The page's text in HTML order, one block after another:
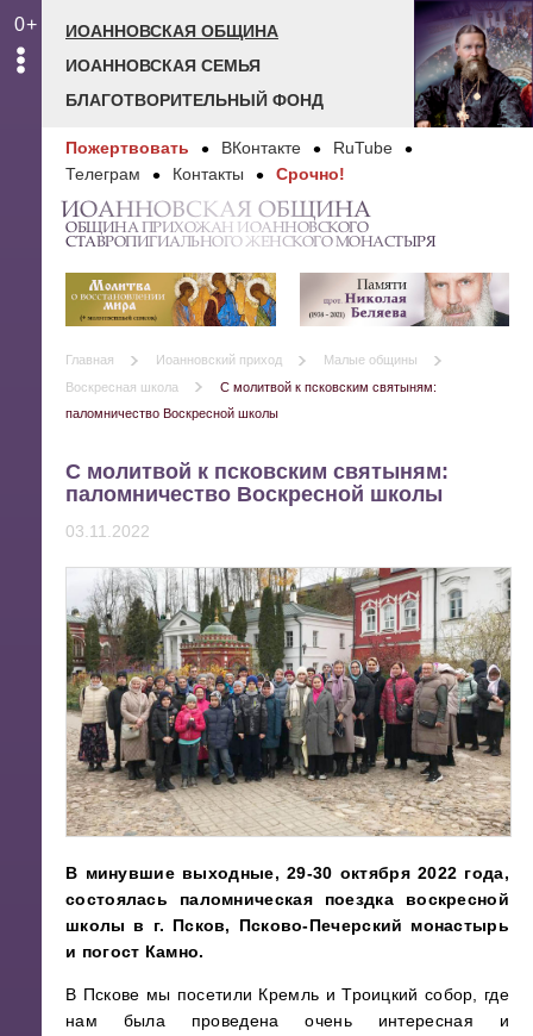
0+
ИОАННОВСКАЯ ОБЩИНА
ИОАННОВСКАЯ СЕМЬЯ
БЛАГОТВОРИТЕЛЬНЫЙ ФОНД
Пожертвовать ВКонтакте
RuTube
Телеграм
Контакты Срочно!
ИОАННОВСКАЯ ОБЩИНА
ОБЩИНА ПРИХОЖАН ИОАННОВСКОГО
СТАВРОПИГИАЛЬНОГО ЖЕНСКОГО МОНАСТЫРЯ
Главная Иоанновский приход
Малые общины
Воскресная школа
С молитвой к псковским святыням:
паломничество Воскресной школы
С молитвой к псковским святыням:
паломничество Воскресной школы
03.11.2022
В минувшие выходные, 29-30 октября 2022 года,
состоялась паломническая поездка воскресной
школы в г. Псков, Псково-Печерский монастырь
и погост Камно.
В Пскове мы посетили Кремль и Троицкий собор, где
нам была проведена очень интересная и